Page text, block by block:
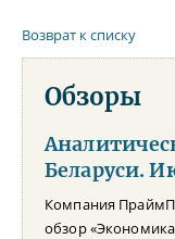
Возврат к списку
Обзоры
Беларуси.
Компания
обзор